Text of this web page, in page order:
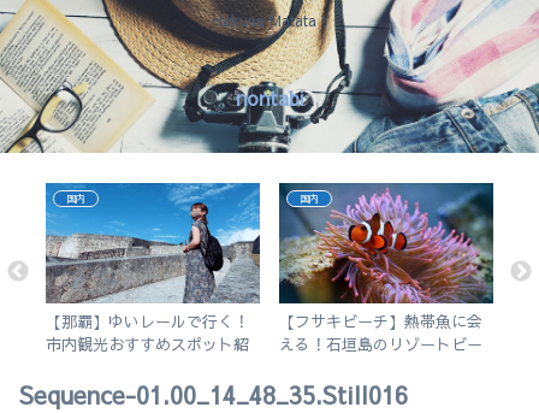
Hakuna Matata !
nontabi
国内
【那覇】ゆいレールで行く！
市内観光おすすめスポット紹
国内
【フサキビーチ】熱帯魚に会
える！石垣島のリゾートビー
Sequence-01.00_14_48_35.Still016